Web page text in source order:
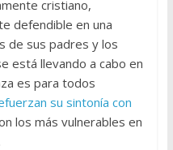
cristiano,
defendible en una
de sus padres y los
está llevando a cabo en
es para todos
su sintonía con
los más vulnerables en